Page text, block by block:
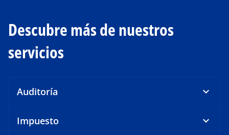
Descubre más de nuestros
servicios
Auditoría
Impuesto